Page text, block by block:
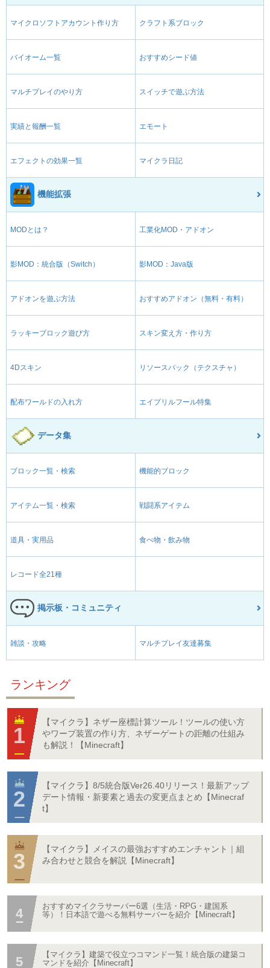
マイクロソフトアカウント作り方 クラフト系ブロック
バイオーム一覧 おすすめシード値
マルチプレイのやり方 スイッチで遊ぶ方法
実績と報酬一覧 エモート
エフェクトの効果一覧 マイクラ日記
機能拡張
MODとは？ 工業化MOD・アドオン
影MOD：統合版（Switch） 影MOD：Java版
アドオンを遊ぶ方法 おすすめアドオン（無料・有料）
ラッキーブロック遊び方 スキン変え方・作り方
4Dスキン リソースパック（テクスチャ）
配布ワールドの入れ方 エイプリルフール特集
データ集
ブロック一覧・検索 機能的ブロック
アイテム一覧・検索 戦闘系アイテム
道具・実用品 食べ物・飲み物
レコード全21種
掲示板・コミュニティ
雑談・攻略 マルチプレイ友達募集
ランキング
【マイクラ】ネザー座標計算ツール！ツールの使い方
やワープ装置の作り方、ネザーゲートの距離の仕組み
も解説！【Minecraft】
【マイクラ】8/5統合版Ver26.40リリース！最新アップ
デート情報・新要素と過去の変更点まとめ【Minecraf
t】
【マイクラ】メイスの最強おすすめエンチャント｜組
み合わせと競合を解説【Minecraft】
おすすめマイクラサーバー6選（生活・RPG・建国系
等）！日本語で遊べる無料サーバーを紹介【Minecraft】
【マイクラ】建築で役立つコマンド一覧！統合版の建築コ
マンドを紹介【Minecraft】